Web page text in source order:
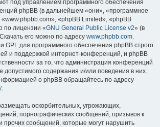
под управлением программного обеспечения
phpBB (в дальнейшем «они», «программное
«phpBB Limited», «phpBB
по лицензии «GNU General Public License v2» (в
его можно по адресу www.phpbb.com.
GPL для программного обеспечения phpBB строго
и поддержкой интернет-конференций, и phpBB
за то, что администрация конференций
допустимого содержания и/или поведения в них.
о phpBB обращайтесь по адресу
.
оскорбительных, угрожающих,
порнографических сообщений, призывов к
прочих сообщений, которые могут нарушить